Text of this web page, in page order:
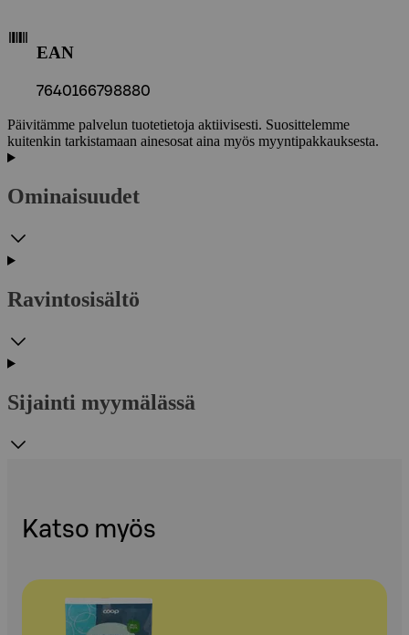
EAN
7640166798880
Päivitämme palvelun tuotetietoja aktiivisesti. Suosittelemme
kuitenkin tarkistamaan ainesosat aina myös myyntipakkauksesta.
Ominaisuudet
Ravintosisältö
Sijainti myymälässä
Katso myös